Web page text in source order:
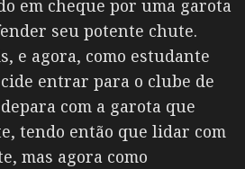
em cheque por uma garota
seu potente chute.
e agora, como estudante
entrar para o clube de
com a garota que
tendo então que lidar com
mas agora como